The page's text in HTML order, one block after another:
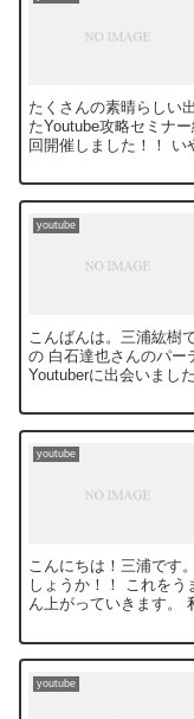
たくさんの素晴らしい出会いがあり
たYoutube攻略セミナ
回開催しました！！ いや～本当に楽しかったです。 そして、たくさ
youtube
こんばんは。三浦紘樹です。 先日のランドオブハン
の 白石達也さんのパーティーで、 すご
Youtuberに出会いました。 あるジャンルの動画を作成し、そ
youtube
こんにちは！三浦です
しょうか！！ これをうまくビジネスに繋げると、その収益はどんど
ん上がっていきます。
youtube